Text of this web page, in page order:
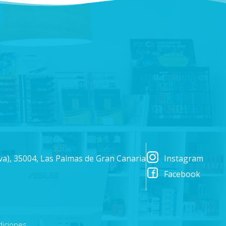
35004, Las Palmas de Gran Canaria
Instagram
Facebook